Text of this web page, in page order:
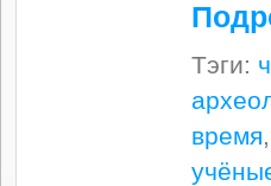
Тэги:
время